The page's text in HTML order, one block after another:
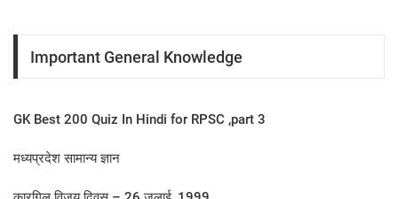
Important General Knowledge
GK Best 200 Quiz In Hindi for RPSC ,part 3
मध्यप्रदेश सामान्य ज्ञान